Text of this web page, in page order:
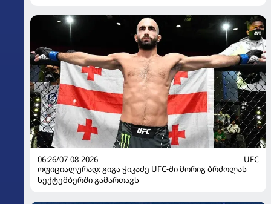
06:26/07-08-2026
UFC
ოფიციალურად: გიგა ჭიკაძე UFC-ში მორიგ ბრძოლას
სექტემბერში გამართავს